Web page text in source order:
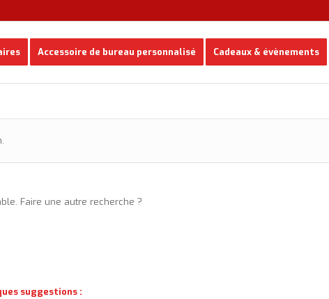
Accessoire de bureau personnalisé Cadeaux & évènements
Faire une autre recherche ?
suggestions :